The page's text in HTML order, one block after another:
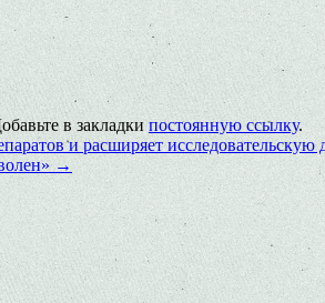
в закладкипостоянную ссылку.
и расширяет исследовательскую
→